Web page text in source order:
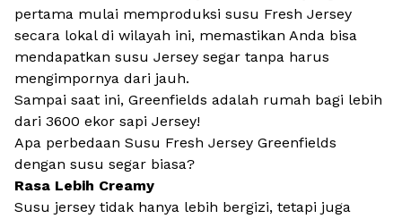
pertama mulai memproduksi susu Fresh Jersey
secara lokal di wilayah ini, memastikan Anda bisa
mendapatkan susu Jersey segar tanpa harus
mengimpornya dari jauh.
Sampai saat ini, Greenfields adalah rumah bagi lebih
dari 3600 ekor sapi Jersey!
Apa perbedaan Susu Fresh Jersey Greenfields
dengan susu segar biasa?
Rasa Lebih Creamy
Susu jersey tidak hanya lebih bergizi, tetapi juga